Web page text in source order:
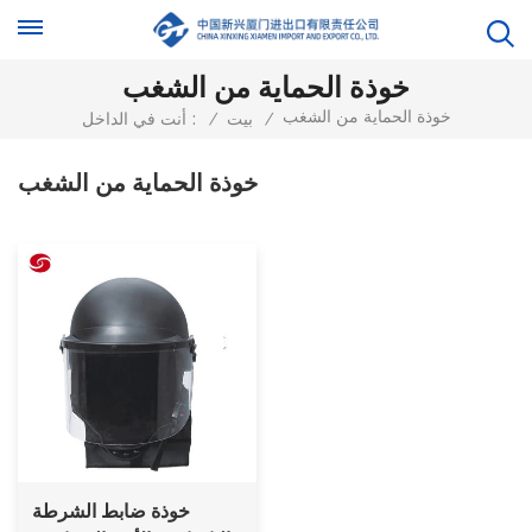
خوذة الحماية من الشغب
أنت في الداخل : / بيت / خوذة الحماية من الشغب
خوذة الحماية من الشغب
خوذة ضابط الشرطة